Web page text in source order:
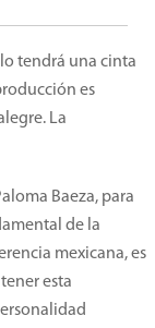
tendrá una cinta
es
La
Baeza, para
de la
mexicana, es
esta